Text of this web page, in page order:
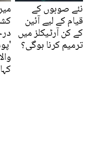
نئے صوبوں کے
قیام کے لیے آئین
کے کن آرٹیکلز میں
ترمیم کرنا ہوگی؟